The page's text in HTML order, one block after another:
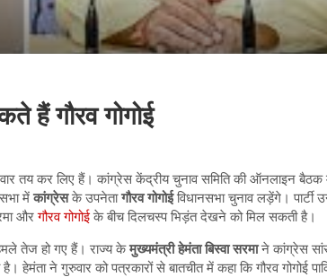
हैं गौरव गोगोई
तय कर लिए हैं। कांग्रेस केंद्रीय चुनाव समिति की ऑनलाइन बैठक
मेंकांग्रेसके उपनेतागौरव गोगोईविधानसभा चुनाव लड़ेंगे। पार्टी
औरगौरव गोगोईके बीच दिलचस्‍प भिड़ंत देखने को मिल सकती है।
तेज हो गए हैं। राज्य केमुख्यमंत्री हेमंता बिस्वा सरमाने कांग्रेस
हेमंता ने गुरुवार को पत्रकारों से बातचीत में कहा कि गौरव गोगोई